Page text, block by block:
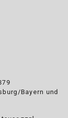
Bayern und